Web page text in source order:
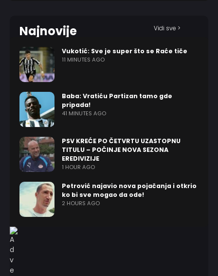
Najnovije Vidi sve >
Vukotić: Sve je super što se Raće tiče
11 MINUTES AGO
Baba: Vratiću Partizan tamo gde
pripada!
41 MINUTES AGO
PSV KREĆE PO ČETVRTU UZASTOPNU
TITULU – POČINJE NOVA SEZONA
EREDIVIZIJE
1 HOUR AGO
Petrović najavio nova pojačanja i otkrio
ko bi sve mogao da ode!
2 HOURS AGO